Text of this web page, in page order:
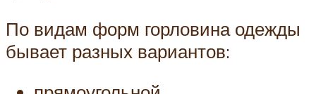
По видам форм горловина одежды
бывает разных вариантов: